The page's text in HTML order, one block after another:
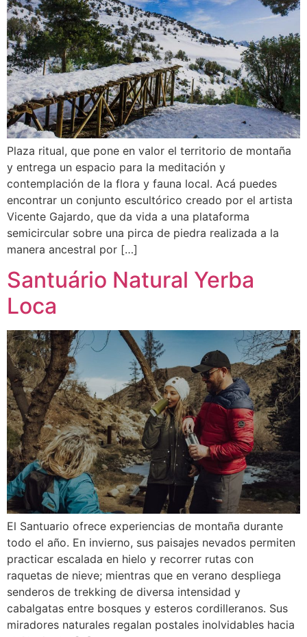
Plaza ritual, que pone en valor el territorio de montaña
y entrega un espacio para la meditación y
contemplación de la flora y fauna local. Acá puedes
encontrar un conjunto escultórico creado por el artista
Vicente Gajardo, que da vida a una plataforma
semicircular sobre una pirca de piedra realizada a la
manera ancestral por […]
Santuário Natural Yerba
Loca
El Santuario ofrece experiencias de montaña durante
todo el año. En invierno, sus paisajes nevados permiten
practicar escalada en hielo y recorrer rutas con
raquetas de nieve; mientras que en verano despliega
senderos de trekking de diversa intensidad y
cabalgatas entre bosques y esteros cordilleranos. Sus
miradores naturales regalan postales inolvidables hacia